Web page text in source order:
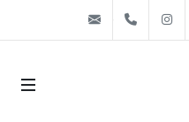
Twitter
Instagram
1666 509 6 971+